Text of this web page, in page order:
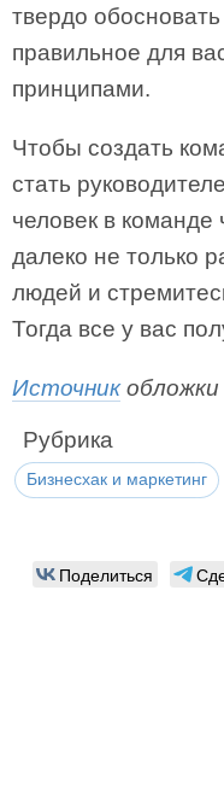
твердо
правильное для
принципами.
Чтобы создать
стать
человек в команде
далеко не только
людей и
Тогда все у вас
Источникобложки
Рубрика
Бизнесхак и маркетинг
Поделиться